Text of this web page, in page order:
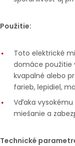
Použitie:
Toto elektrické
domáce použitie
kvapalné alebo
farieb, lepidiel,
Vďaka
miešanie a
Technické